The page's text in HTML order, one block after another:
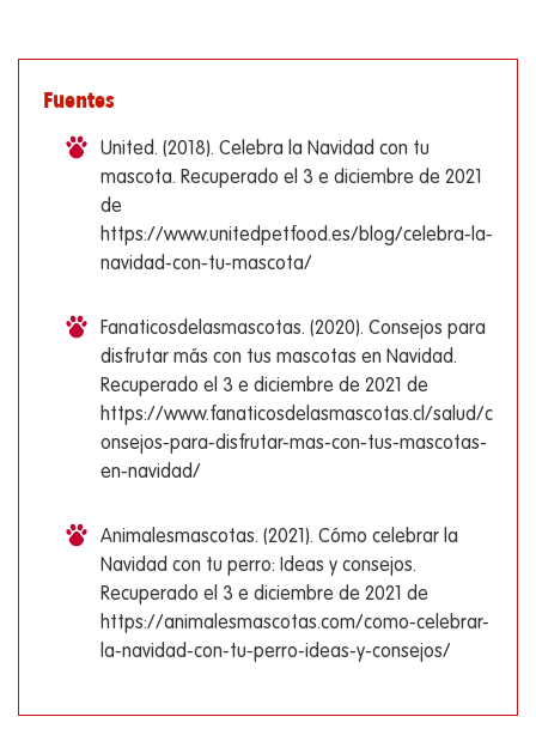
Fuentes
United. (2018). Celebra la Navidad con tu
mascota. Recuperado el 3 e diciembre de 2021
de
https://www.unitedpetfood.es/blog/celebra-la-
navidad-con-tu-mascota/
Fanaticosdelasmascotas. (2020). Consejos para
disfrutar más con tus mascotas en Navidad.
Recuperado el 3 e diciembre de 2021 de
https://www.fanaticosdelasmascotas.cl/salud/c
onsejos-para-disfrutar-mas-con-tus-mascotas-
en-navidad/
Animalesmascotas. (2021). Cómo celebrar la
Navidad con tu perro: Ideas y consejos.
Recuperado el 3 e diciembre de 2021 de
https://animalesmascotas.com/como-celebrar-
la-navidad-con-tu-perro-ideas-y-consejos/